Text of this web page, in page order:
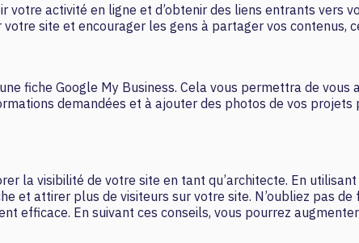
votre activité en ligne et d’obtenir des liens entrants vers
site et encourager les gens à partager vos contenus,
fiche Google My Business. Cela vous permettra de
demandées et à ajouter des photos de vos
la visibilité de votre site en tant qu’architecte. En
et attirer plus de visiteurs sur votre site. N’oubliez pas
efficace. En suivant ces conseils, vous pourrez